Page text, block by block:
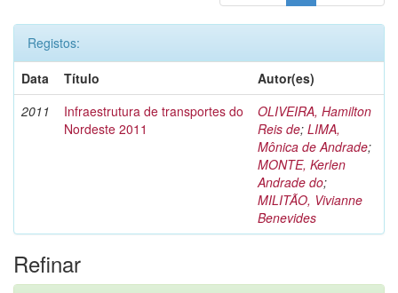
Registos:
Data
Título
Autor(es)
2011
Infraestrutura de transportes do
Nordeste 2011
OLIVEIRA, Hamilton
Reis de; LIMA,
Mônica de Andrade;
MONTE, Kerlen
Andrade do;
MILITÃO, Vivianne
Benevides
Refinar